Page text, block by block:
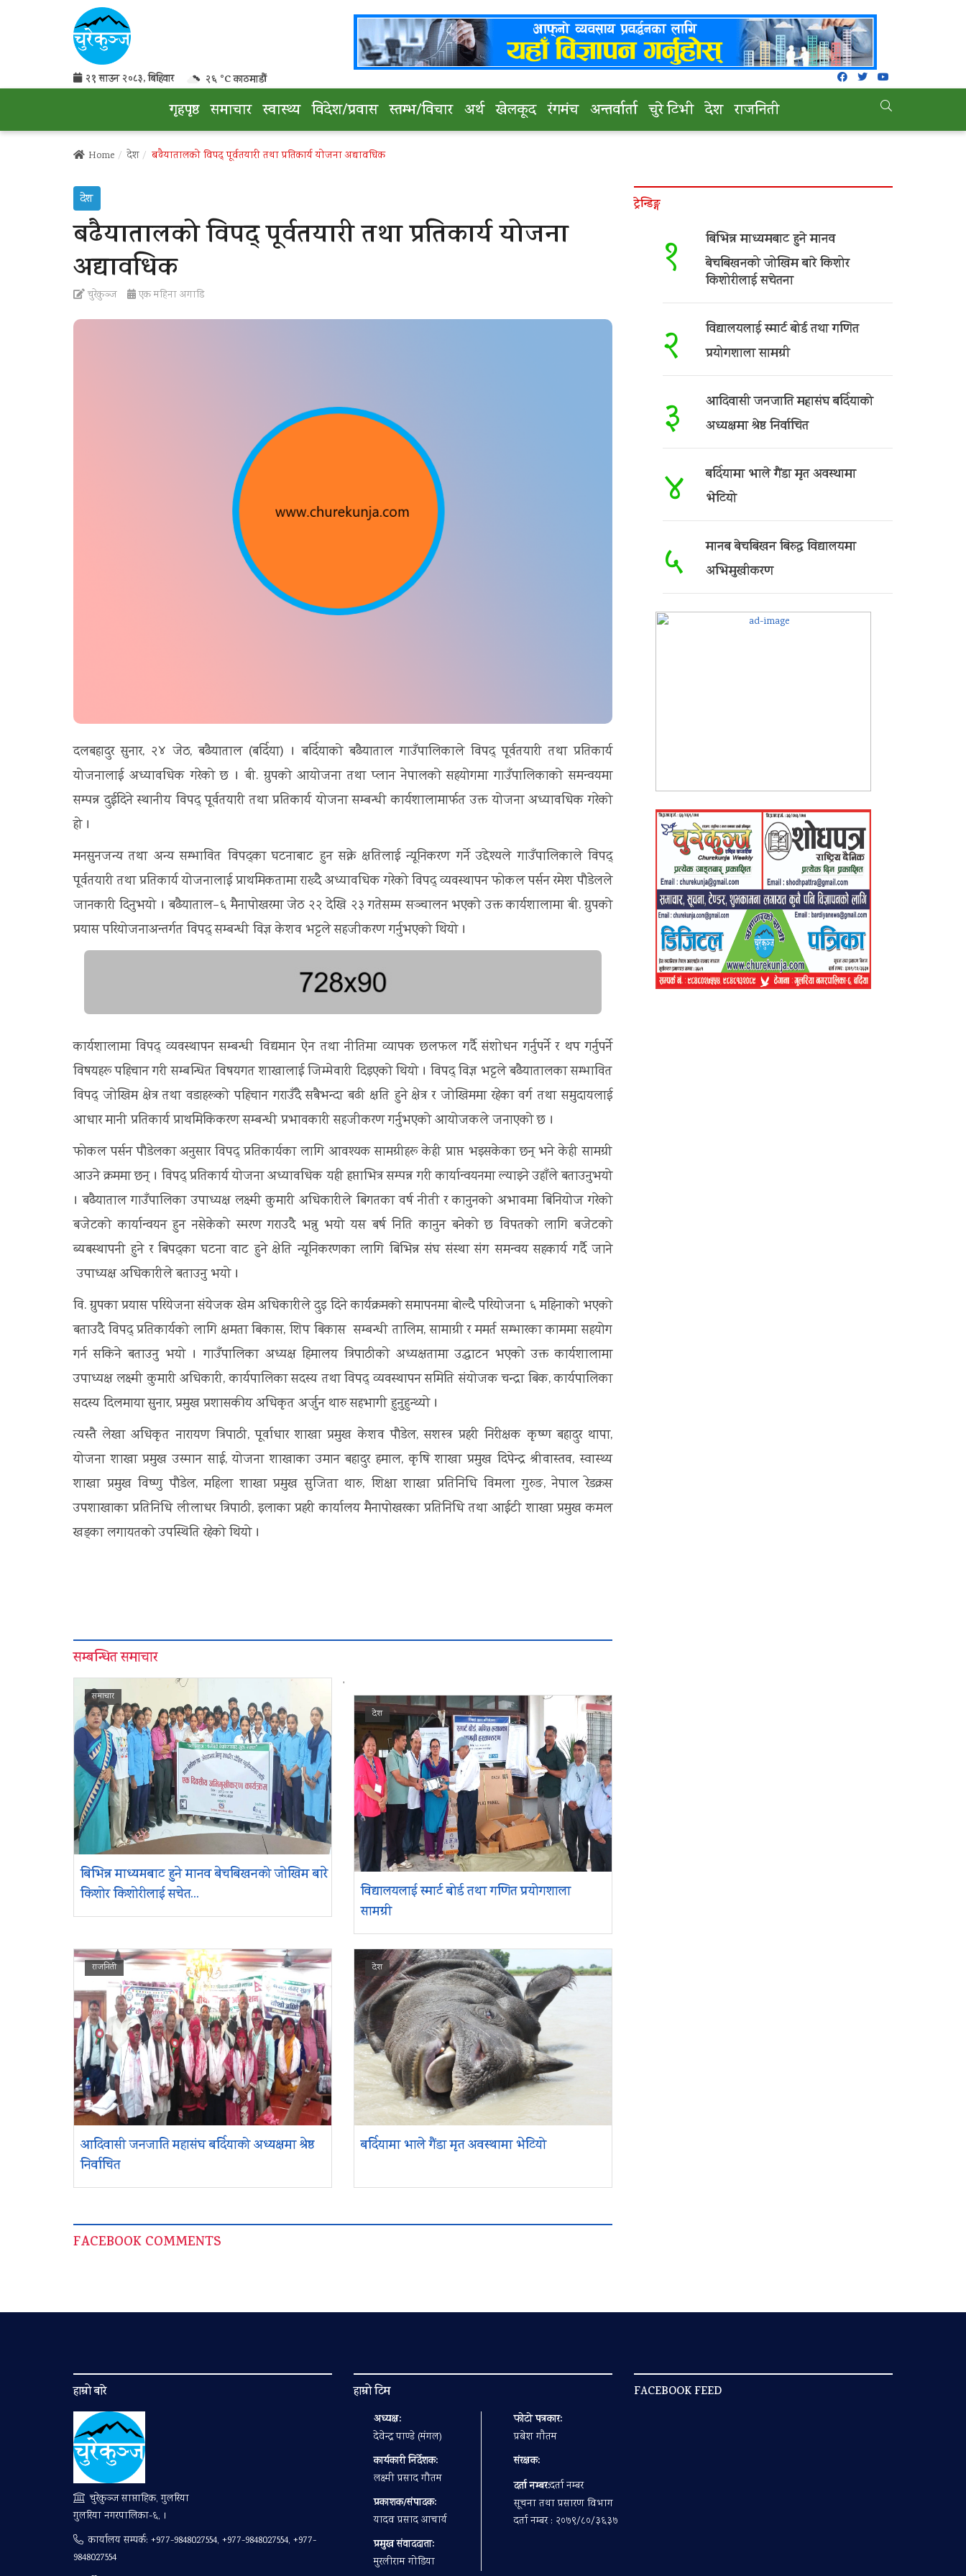
२१ साउन २०८३, बिहिवार २६ °C काठमाडौं
गृहपृष्ठ समाचार स्वास्थ्य विदेश/प्रवास स्तम्भ/विचार अर्थ खेलकूद रंगमंच अन्तर्वार्ता चुरे टिभी देश राजनिती
Home देश बढैयातालको विपद् पूर्वतयारी तथा प्रतिकार्य योजना अद्यावधिक
देश
बढैयातालको विपद् पूर्वतयारी तथा प्रतिकार्य योजना
अद्यावधिक
चुरेकुञ्ज एक महिना अगाडि
दलबहादुर सुनार, २४ जेठ, बढैयाताल (बर्दिया) । बर्दियाको बढैयाताल गाउँपालिकाले विपद् पूर्वतयारी तथा प्रतिकार्य
योजनालाई अध्यावधिक गरेको छ । बी. ग्रुपको आयोजना तथा प्लान नेपालको सहयोगमा गाउँपालिकाको समन्वयमा
सम्पन्न दुईदिने स्थानीय विपद् पूर्वतयारी तथा प्रतिकार्य योजना सम्बन्धी कार्यशालामार्फत उक्त योजना अध्यावधिक गरेको
हो ।
मनसुनजन्य तथा अन्य सम्भावित विपद्का घटनाबाट हुन सक्ने क्षतिलाई न्यूनिकरण गर्ने उद्देश्यले गाउँपालिकाले विपद्
पूर्वतयारी तथा प्रतिकार्य योजनालाई प्राथमिकतामा राख्दै अध्यावधिक गरेको विपद् व्यवस्थापन फोकल पर्सन रमेश पौडेलले
जानकारी दिनुभयो । बढैयाताल–६ मैनापोखरमा जेठ २२ देखि २३ गतेसम्म सञ्चालन भएको उक्त कार्यशालामा बी. ग्रुपको
प्रयास परियोजनाअन्तर्गत विपद् सम्बन्धी विज्ञ केशव भट्टले सहजीकरण गर्नुभएको थियो ।
कार्यशालामा विपद् व्यवस्थापन सम्बन्धी विद्यमान ऐन तथा नीतिमा व्यापक छलफल गर्दै संशोधन गर्नुपर्ने र थप गर्नुपर्ने
विषयहरू पहिचान गरी सम्बन्धित विषयगत शाखालाई जिम्मेवारी दिइएको थियो । विपद् विज्ञ भट्टले बढैयातालका सम्भावित
विपद् जोखिम क्षेत्र तथा वडाहरूको पहिचान गराउँदै सबैभन्दा बढी क्षति हुने क्षेत्र र जोखिममा रहेका वर्ग तथा समुदायलाई
आधार मानी प्रतिकार्य प्राथमिकिकरण सम्बन्धी प्रभावकारी सहजीकरण गर्नुभएको आयोजकले जनाएको छ ।
फोकल पर्सन पौडेलका अनुसार विपद् प्रतिकार्यका लागि आवश्यक सामग्रीहरू केही प्राप्त भइसकेका छन् भने केही सामग्री
आउने क्रममा छन् । विपद् प्रतिकार्य योजना अध्यावधिक यही हप्ताभित्र सम्पन्न गरी कार्यान्वयनमा ल्याइने उहाँले बताउनुभयो
। बढैयाताल गाउँपालिका उपाध्यक्ष लक्ष्मी कुमारी अधिकारीले बिगतका वर्ष नीती र कानुनको अभावमा बिनियोज गरेको
बजेटको कार्यान्वयन हुन नसेकेको स्मरण गराउदै भन्नु भयो यस बर्ष निति कानुन बनेको छ विपतको लागि बजेटको
ब्यबस्थापनी हुने र बिपद्का घटना वाट हुने क्षेति न्यूनिकरणका लागि बिभिन्न संघ संस्था संग समन्वय सहकार्य गर्दै जाने
उपाध्यक्ष अधिकारीले बताउनु भयो ।
वि. ग्रुपका प्रयास परियेजना संयेजक खेम अधिकारीले दुइ दिने कार्यक्रमको समापनमा बोल्दै परियोजना ६ महिनाको भएको
बताउदै विपद् प्रतिकार्यको लागि क्षमता बिकास, शिप बिकास सम्बन्धी तालिम, सामाग्री र ममर्त सम्भारका काममा सहयोग
गर्न सकिने बताउनु भयो । गाउँपालिका अध्यक्ष हिमालय त्रिपाठीको अध्यक्षतामा उद्घाटन भएको उक्त कार्यशालामा
उपाध्यक्ष लक्ष्मी कुमारी अधिकारी, कार्यपालिका सदस्य तथा विपद् व्यवस्थापन समिति संयोजक चन्द्रा बिक, कार्यपालिका
सदस्य दिलमाया सुनार, प्रमुख प्रशासकीय अधिकृत अर्जुन थारु सहभागी हुनुहुन्थ्यो ।
त्यस्तै लेखा अधिकृत नारायण त्रिपाठी, पूर्वाधार शाखा प्रमुख केशव पौडेल, सशस्त्र प्रहरी निरीक्षक कृष्ण बहादुर थापा,
योजना शाखा प्रमुख उस्मान साई, योजना शाखाका उमान बहादुर हमाल, कृषि शाखा प्रमुख दिपेन्द्र श्रीवास्तव, स्वास्थ्य
शाखा प्रमुख विष्णु पौडेल, महिला शाखा प्रमुख सुजिता थारु, शिक्षा शाखा प्रतिनिधि विमला गुरुङ, नेपाल रेडक्रस
उपशाखाका प्रतिनिधि लीलाधर त्रिपाठी, इलाका प्रहरी कार्यालय मैनापोखरका प्रतिनिधि तथा आईटी शाखा प्रमुख कमल
खड्का लगायतको उपस्थिति रहेको थियो ।
सम्बन्धित समाचार
'
समाचार
बिभिन्न माध्यमबाट हुने मानव बेचबिखनको जोखिम बारे
किशोर किशोरीलाई सचेत...
देश
विद्यालयलाई स्मार्ट बोर्ड तथा गणित प्रयोगशाला
सामग्री
राजनिती
आदिवासी जनजाति महासंघ बर्दियाको अध्यक्षमा श्रेष्ठ
निर्वाचित
देश
बर्दियामा भाले गैंडा मृत अवस्थामा भेटियो
FACEBOOK COMMENTS
ट्रेन्डिङ्ग
१ बिभिन्न माध्यमबाट हुने मानव
बेचबिखनको जोखिम बारे किशोर
किशोरीलाई सचेतना
२ विद्यालयलाई स्मार्ट बोर्ड तथा गणित
प्रयोगशाला सामग्री
३ आदिवासी जनजाति महासंघ बर्दियाको
अध्यक्षमा श्रेष्ठ निर्वाचित
४ बर्दियामा भाले गैंडा मृत अवस्थामा
भेटियो
५ मानब बेचबिखन बिरुद्ध विद्यालयमा
अभिमुखीकरण
हाम्रो बारे
चुरेकुञ्ज साप्ताहिक, गुलरिया
गुलरिया नगरपालिका-६, ।
कार्यालय सम्पर्क: +977-9848027554, +977-9848027554, +977-
9848027554
हाम्रो टिम
अध्यक्ष:
देवेन्द्र पाण्डे (मंगल)
कार्यकारी निर्देशक:
लक्ष्मी प्रसाद गौतम
प्रकाशक/संपादक:
यादव प्रसाद आचार्य
प्रमुख संवाददाता:
मुरलीराम गोडिया
फोटो पत्रकार:
प्रबेश गाैतम
संरक्षक:
दर्ता नम्बर:दर्ता नम्बर
सूचना तथा प्रसारण विभाग
दर्ता नम्बर : २०७९/८०/३६३७
FACEBOOK FEED